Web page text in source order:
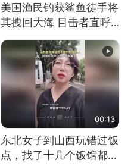
美国渔民钓获鲨鱼徒手将
其拽回大海 目击者直呼
震惊 （视频来源：参考
消息）
00:13
东北女子到山西玩错过饭
点，找了十几个饭馆都没